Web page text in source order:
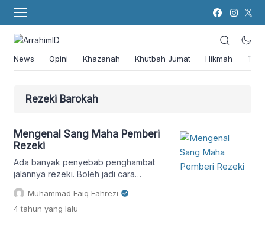
News Opini Khazanah Khutbah Jumat Hikmah
Rezeki Barokah
Mengenal Sang Maha Pemberi
Rezeki
Ada banyak penyebab penghambat
jalannya rezeki. Boleh jadi cara
mencarinya yang kurang professional
atau ada kondisi yang menyebabkan
Allah “menahan” rezeki yang
Muhammad Faiq Fahrezi
4 tahun yang lalu